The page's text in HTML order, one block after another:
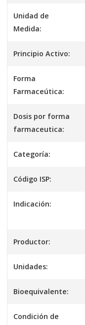
Unidad de
Medida:
Principio Activo:
Forma
Farmaceútica:
Dosis por forma
farmaceutica:
Categoría:
Código ISP:
Indicación:
Productor:
Unidades:
Bioequivalente:
Condición de